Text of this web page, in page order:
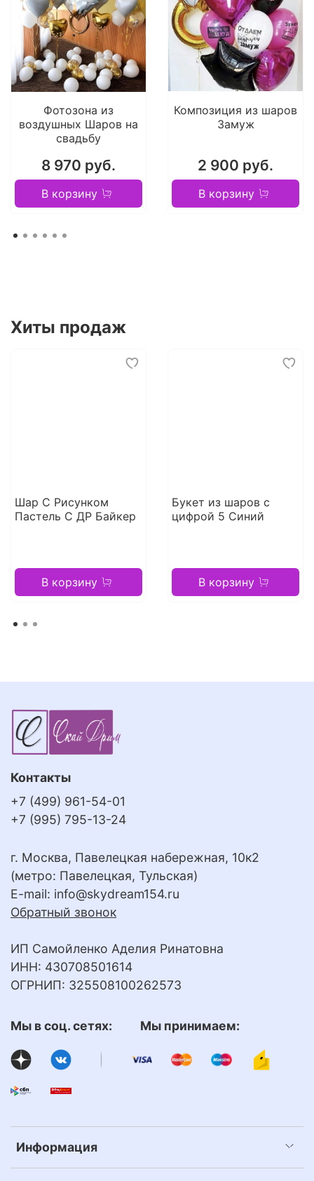
Фотозона из
воздушных Шаров на
свадьбу
8 970 руб.
В корзину
Композиция из шаров
Замуж
2 900 руб.
В корзину
Хиты продаж
Шар С Рисунком
Пастель С ДР Байкер
В корзину
Букет из шаров с
цифрой 5 Синий
В корзину
Информация
Контакты
+7 (499) 961-54-01
+7 (995) 795-13-24
г. Москва, Павелецкая набережная, 10к2
(метро: Павелецкая, Тульская)
E-mail: info@skydream154.ru
Обратный звонок
ИП Самойленко Аделия Ринатовна
ИНН: 430708501614
ОГРНИП: 325508100262573
Мы в соц. сетях: Мы принимаем: